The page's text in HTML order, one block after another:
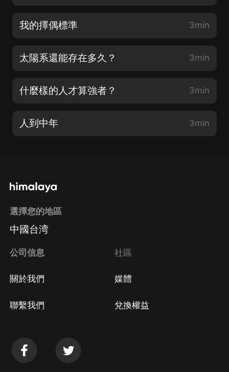
我的擇偶標準 3min
太陽系還能存在多久？ 3min
什麼樣的人才算強者？ 3min
人到中年 3min
選擇您的地區
中國台湾
公司信息
關於我們
聯繫我們
社區
媒體
兌換權益